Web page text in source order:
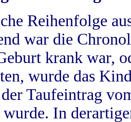
Reihenfolge
war die
krank war,
wurde das
der Taufeintrag
In